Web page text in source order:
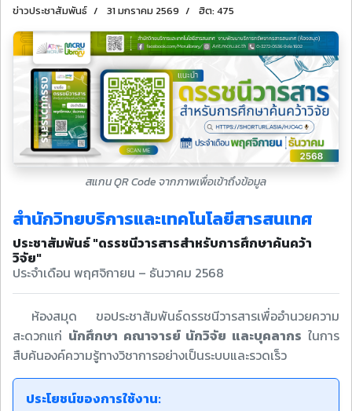
ข่าวประชาสัมพันธ์ 31 มกราคม 2569 ฮิต: 475
สแกน QR Code จากภาพเพื่อเข้าถึงข้อมูล
สำนักวิทยบริการและเทคโนโลยีสารสนเทศ
ประชาสัมพันธ์ "ดรรชนีวารสารสำหรับการศึกษาค้นคว้า
วิจัย"
ประจำเดือน พฤศจิกายน – ธันวาคม 2568
ห้องสมุด ขอประชาสัมพันธ์ดรรชนีวารสารเพื่ออำนวยความ
สะดวกแก่ นักศึกษา คณาจารย์ นักวิจัย และบุคลากร ในการ
สืบค้นองค์ความรู้ทางวิชาการอย่างเป็นระบบและรวดเร็ว
ประโยชน์ของการใช้งาน: